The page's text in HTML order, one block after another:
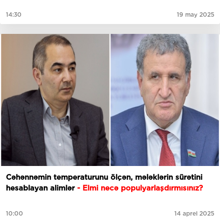
14:30 19 may 2025
Cəhənnəmin temperaturunu ölçən, mələklərin sürətini
hesablayan alimlər - Elmi necə populyarlaşdırmısınız?
10:00 14 aprel 2025